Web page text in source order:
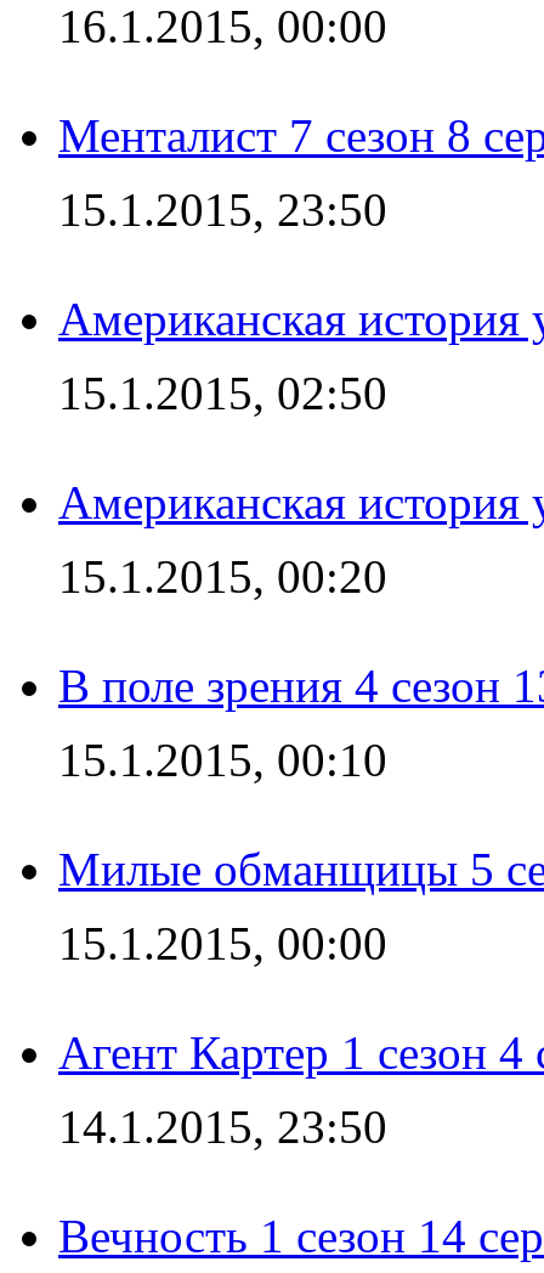
16.1.2015, 00:00
Менталист 7 сезон 8
15.1.2015, 23:50
Американская история
15.1.2015, 02:50
Американская история
15.1.2015, 00:20
В поле зрения 4 сезон
15.1.2015, 00:10
Милые обманщицы 5
15.1.2015, 00:00
Агент Картер 1 сезон 4
14.1.2015, 23:50
Вечность 1 сезон 14